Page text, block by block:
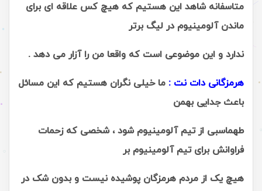
متاسفانه شاهد این هستیم که هیچ کس علاقه ای برای
ماندن آلومینیوم در لیگ برتر
ندارد و این موضوعی است که واقعا من را آزار می دهد .
هرمزگانی دات نت : ما خیلی نگران هستیم که این مسائل
باعث جدایی بهمن
طهماسبی از تیم آلومینیوم شود ، شخصی که زحمات
فراوانش برای تیم آلومینیوم بر
هیچ یک از مردم هرمزگان پوشیده نیست و بدون شک در